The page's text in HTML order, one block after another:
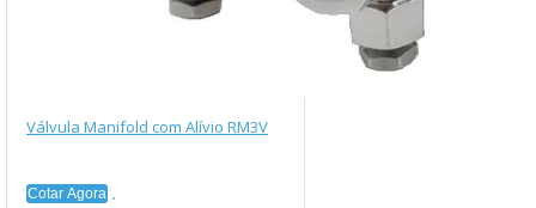
Válvula Manifold com Alívio RM3V
Cotar Agora